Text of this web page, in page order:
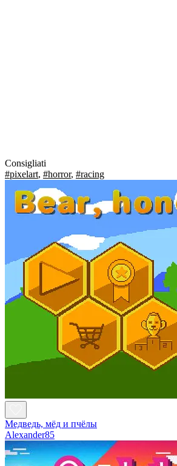
Consigliati
#pixelart, #horror, #racing
Медведь, мёд и пчёлы
Alexander85